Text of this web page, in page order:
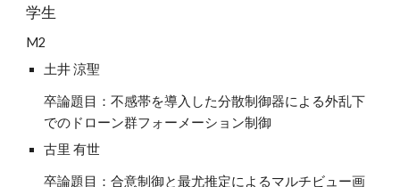
学生
M2
土井 涼聖
卒論題目：不感帯を導入した分散制御器による外乱下
でのドローン群フォーメーション制御
古里 有世
卒論題目：合意制御と最尤推定によるマルチビュー画